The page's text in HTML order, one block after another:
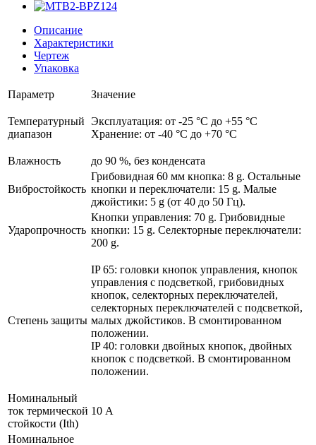
Описание
Характеристики
Чертеж
Упаковка
Параметр Значение
Температурный
диапазон
Эксплуатация: от -25 °C до +55 °C
Хранение: от -40 °C до +70 °C
Влажность до 90 %, без конденсата
Вибростойкость
Грибовидная 60 мм кнопка: 8 g. Остальные
кнопки и переключатели: 15 g. Малые
джойстики: 5 g (от 40 до 50 Гц).
Ударопрочность
Кнопки управления: 70 g. Грибовидные
кнопки: 15 g. Селекторные переключатели:
200 g.
Степень защиты
IP 65: головки кнопок управления, кнопок
управления с подсветкой, грибовидных
кнопок, селекторных переключателей,
селекторных переключателей с подсветкой,
малых джойстиков. В смонтированном
положении.
IP 40: головки двойных кнопок, двойных
кнопок с подсветкой. В смонтированном
положении.
Номинальный
ток термической
стойкости (Ith)
10 А
Номинальное